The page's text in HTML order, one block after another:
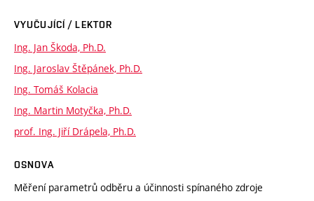
VYUČUJÍCÍ / LEKTOR
Ing. Jan Škoda, Ph.D.
Ing. Jaroslav Štěpánek, Ph.D.
Ing. Tomáš Kolacia
Ing. Martin Motyčka, Ph.D.
prof. Ing. Jiří Drápela, Ph.D.
OSNOVA
Měření parametrů odběru a účinnosti spínaného zdroje